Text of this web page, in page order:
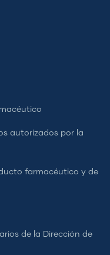
autorizados por la
farmacéutico y de
de la Dirección de